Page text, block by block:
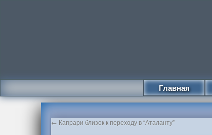
Главная
← Капрари близок к переходу в “Аталанту”